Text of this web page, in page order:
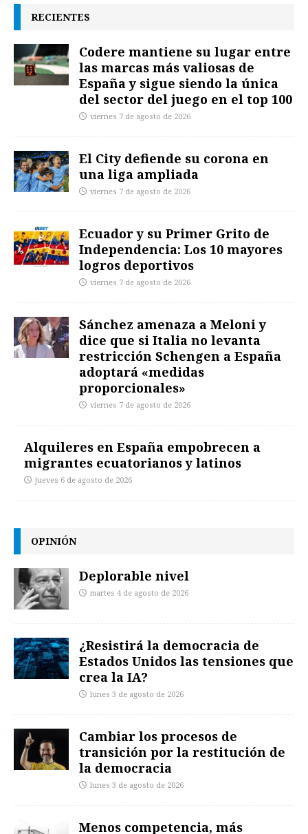
RECIENTES
Codere mantiene su lugar entre
las marcas más valiosas de
España y sigue siendo la única
del sector del juego en el top 100
viernes 7 de agosto de 2026
El City defiende su corona en
una liga ampliada
viernes 7 de agosto de 2026
Ecuador y su Primer Grito de
Independencia: Los 10 mayores
logros deportivos
viernes 7 de agosto de 2026
Sánchez amenaza a Meloni y
dice que si Italia no levanta
restricción Schengen a España
adoptará «medidas
proporcionales»
viernes 7 de agosto de 2026
Alquileres en España empobrecen a
migrantes ecuatorianos y latinos
jueves 6 de agosto de 2026
OPINIÓN
Deplorable nivel
martes 4 de agosto de 2026
¿Resistirá la democracia de
Estados Unidos las tensiones que
crea la IA?
lunes 3 de agosto de 2026
Cambiar los procesos de
transición por la restitución de
la democracia
lunes 3 de agosto de 2026
Menos competencia, más